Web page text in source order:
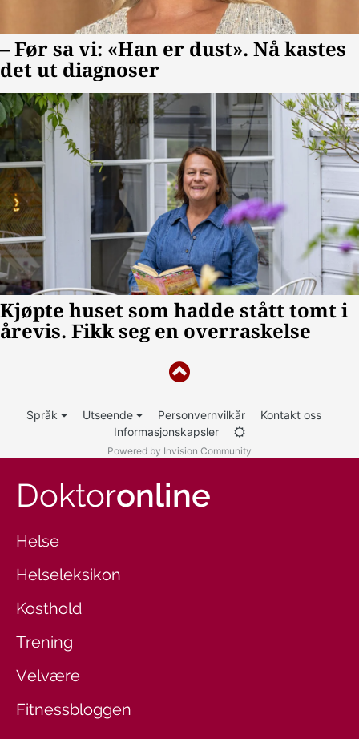
Språk Utseende Personvernvilkår
Kontakt oss
Informasjonskapsler
Powered by Invision Community
Doktoronline
Helse
Helseleksikon
Kosthold
Trening
Velvære
Fitnessbloggen